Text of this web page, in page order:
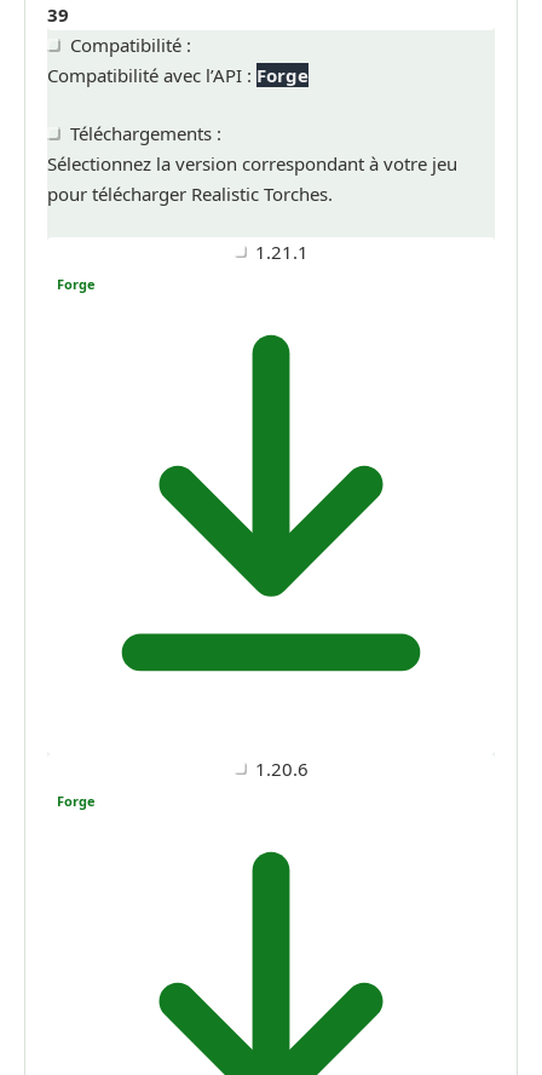
39
Compatibilité :
Compatibilité avec l’API : Forge
Téléchargements :
Sélectionnez la version correspondant à votre jeu
pour télécharger Realistic Torches.
1.21.1
Forge
1.20.6
Forge